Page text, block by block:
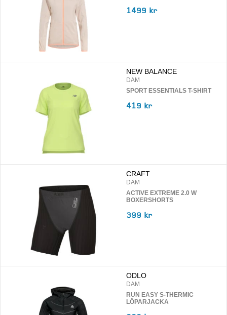
1499 kr
NEW BALANCE
DAM
SPORT ESSENTIALS T-SHIRT
419 kr
CRAFT
DAM
ACTIVE EXTREME 2.0 W
BOXERSHORTS
399 kr
ODLO
DAM
RUN EASY S-THERMIC
LÖPARJACKA